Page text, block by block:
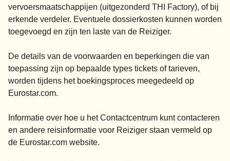
vervoersmaatschappijen (uitgezonderd THI Factory), of bij
erkende verdeler. Eventuele dossierkosten kunnen worden
toegevoegd en zijn ten laste van de Reiziger.
De details van de voorwaarden en beperkingen die van
toepassing zijn op bepaalde types tickets of tarieven,
worden tijdens het boekingsproces meegedeeld op
Eurostar.com.
Informatie over hoe u het Contactcentrum kunt contacteren
en andere reisinformatie voor Reiziger staan vermeld op
de Eurostar.com website.